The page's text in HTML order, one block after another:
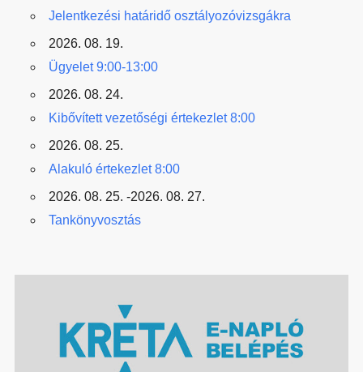
Jelentkezési határidő osztályozóvizsgákra
2026. 08. 19.
Ügyelet 9:00-13:00
2026. 08. 24.
Kibővített vezetőségi értekezlet 8:00
2026. 08. 25.
Alakuló értekezlet 8:00
2026. 08. 25. -2026. 08. 27.
Tankönyvosztás